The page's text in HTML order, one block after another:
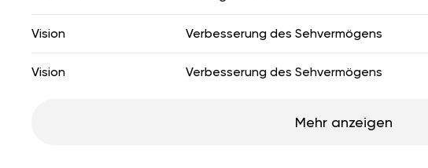
Vision Verbesserung des Sehvermögens
Vision Verbesserung des Sehvermögens
Mehr anzeigen